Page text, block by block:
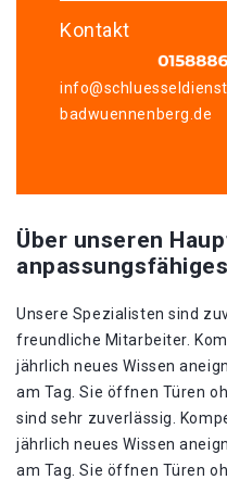
Kontakt
badwuennenberg.de
Über unseren
Unsere Spezialisten sind
freundliche Mitarbeiter.
jährlich neues Wissen
am Tag. Sie öffnen Türen
sind sehr zuverlässig.
jährlich neues Wissen
am Tag. Sie öffnen Türen